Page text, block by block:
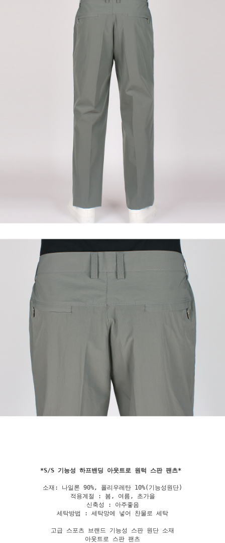
*S/S 기능성 하프밴딩 아웃트로 원턱 스판 팬츠
소재: 나일론 90%, 폴리우레탄 10%(기능성원단)
적용계절 : 봄, 여름, 초가을
신축성 : 아주좋음
세탁방법 : 세탁망에 넣어 찬물로 세탁
고급 스포츠 브랜드 기능성 스판 원단 소재
아웃트로 스판 팬츠